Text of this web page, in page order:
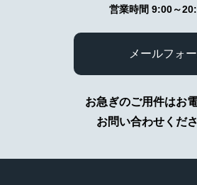
（ハ）公衆衛生の向上又は児童の
同意を得ることが困難であるとき
（ニ）国の機関若しくは地方公共
託を受けた者が法令の定める事務
の同意を得ることにより当該事務
及ぼすおそれがあるとき
（ホ）あらかじめ本人の同意を得
営業時間 9:00～
メールフォ
お急ぎのご用件はお
お問い合わせくださ